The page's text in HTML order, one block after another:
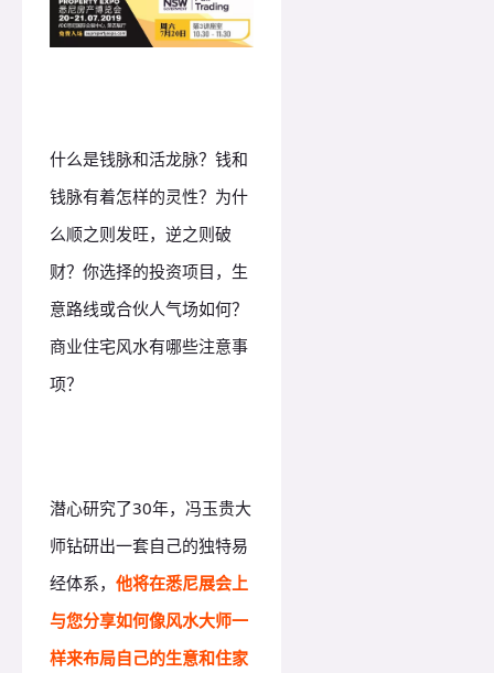
什么是钱脉和活龙脉？ 钱和
钱脉有着怎样的灵性？ 为什
么顺之则发旺，逆之则破
财？ 你选择的投资项目，生
意路线或合伙人气场如何？
商业住宅风水有哪些注意事
项？
潜心研究了30年，冯玉贵大
师钻研出一套自己的独特易
经体系， 他将在悉尼展会上
与您分享如何像风水大师一
样来布局自己的生意和住家